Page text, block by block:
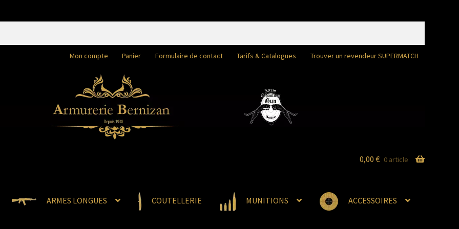
Mon compte Panier Formulaire de contact Tarifs & Catalogues Trouver un revendeur SUPERMATCH
ARMES LONGUES COUTELLERIE MUNITIONS ACCESSOIRES
0,00 € 0 article